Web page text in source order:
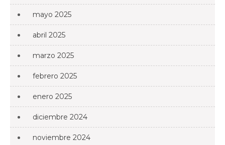
mayo 2025
abril 2025
marzo 2025
febrero 2025
enero 2025
diciembre 2024
noviembre 2024